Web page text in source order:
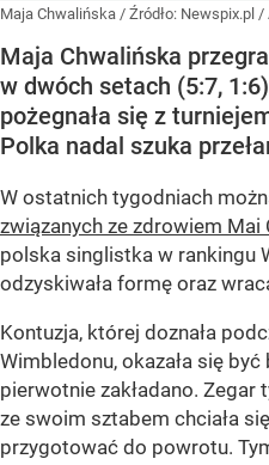
Maja Chwalińska / Źródło: Newspix.pl /
Maja Chwalińska
w dwóch setach (5:7,
pożegnała się z
Polka nadal szuka
W ostatnich tygodniach
związanych ze zdrowiem Mai
polska singlistka w rankingu
odzyskiwała formę oraz
Kontuzja, której doznała
Wimbledonu, okazała się
pierwotnie zakładano. Zegar
ze swoim sztabem chciała
przygotować do powrotu.